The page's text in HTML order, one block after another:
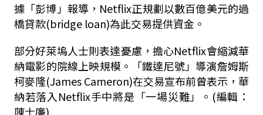
據「彭博」報導， Netflix正規劃以數百億美元的過
橋貸款(bridge loan)為此交易提供資金。
部分好萊塢人士則表達憂慮，擔心Netflix會縮減華
納電影的院線上映規模。「鐵達尼號」導演詹姆斯
柯麥隆(James Cameron)在交易宣布前曾表示，華
納若落入 Netflix手中將是「一場災難」。(編輯：
陳士廉)